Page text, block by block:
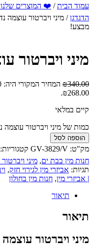
עמוד הבית/ ❤️ המוצרים
הדגדגן/ מיני ויברטור עוצמה
מבצע!
מיני ויברטור
₪340.00 המחיר המקורי היה: ₪340.00.
₪268.00.
קיים במלאי
כמות של מיני ויברטור עוצמה
הוספה לסל
מק"ט: GV-3829/V קטגוריות:
חנות מין בבת ים, מיני
תגיות: אביזרי מין לגירוי חזק,
| אביזרי מין, חנות מין בחולון
תיאור
תיאור
מיני ויברטור